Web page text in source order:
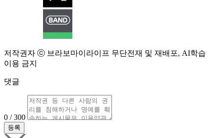
저작권자 ⓒ 브라보마이라이프 무단전재 및 재배포, AI학습
이용 금지
댓글
0 / 300